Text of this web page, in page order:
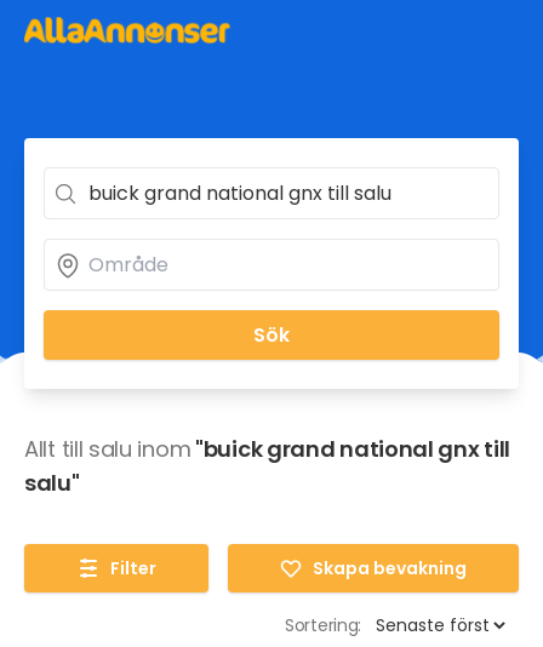
Sök
Allt till salu inom "buick grand national gnx till
salu"
Filter Skapa bevakning
Sortering: